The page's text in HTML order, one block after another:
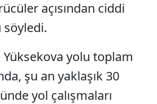
açısından ciddi
Yüksekova yolu toplam
şu an yaklaşık 30
yol çalışmaları